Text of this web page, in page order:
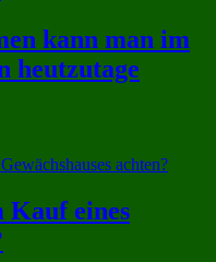
kann man im
heutzutage
Kauf eines